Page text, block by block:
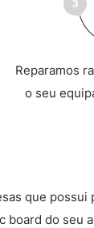
Reparamos
o seu
que
board do seu